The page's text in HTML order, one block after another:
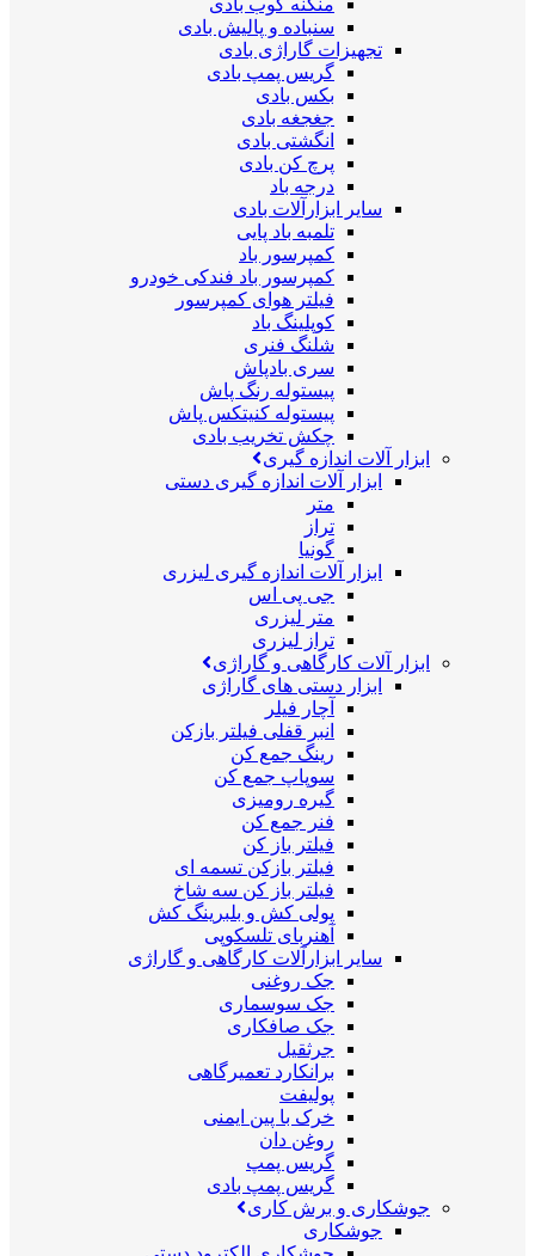
منگنه کوب بادی
سنباده و پالیش بادی
تجهیزات گاراژی بادی
گریس پمپ بادی
بکس بادی
جغجغه بادی
انگشتی بادی
پرچ کن بادی
درجه باد
سایر ابزارآلات بادی
تلمبه باد پایی
کمپرسور باد
کمپرسور باد فندکی خودرو
فیلتر هوای کمپرسور
کوپلینگ باد
شلنگ فنری
سری بادپاش
پیستوله رنگ پاش
پیستوله کنیتکس پاش
چکش تخریب بادی
ابزار آلات اندازه گیری
ابزار آلات اندازه گیری دستی
متر
تراز
گونیا
ابزار آلات اندازه گیری لیزری
جی پی اس
متر لیزری
تراز لیزری
ابزار آلات کارگاهی و گاراژی
ابزار دستی های گاراژی
آچار فیلر
انبر قفلی فیلتر بازکن
رینگ جمع کن
سوپاپ جمع کن
گیره رومیزی
فنر جمع کن
فیلتر باز کن
فیلتر بازکن تسمه ای
فیلتر باز کن سه شاخ
پولی کش و بلبرینگ کش
آهنربای تلسکوپی
سایر ابزارآلات کارگاهی و گاراژی
جک روغنی
جک سوسماری
جک صافکاری
جرثقیل
برانکارد تعمیرگاهی
پولیفت
خرک با پین ایمنی
روغن دان
گریس پمپ
گریس پمپ بادی
جوشکاری و برش کاری
جوشکاری